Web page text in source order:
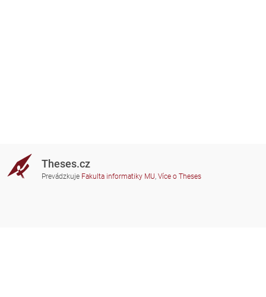
Theses.cz
Prevádzkuje Fakulta informatiky MU, Více o Theses